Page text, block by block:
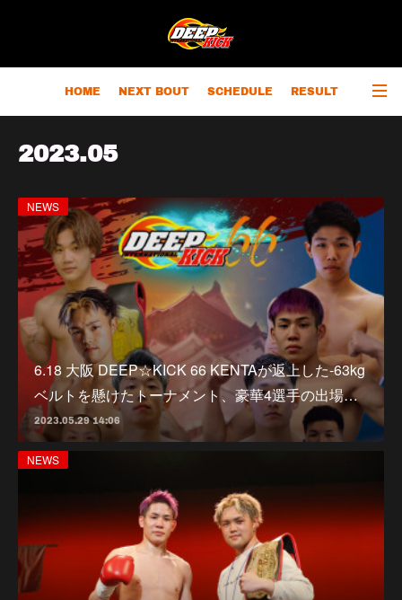
HOME NEXT BOUT SCHEDULE RESULT
2023.05
NEWS
6.18 大阪 DEEP☆KICK 66 KENTAが返上した-63kg
ベルトを懸けたトーナメント、豪華4選手の出場…
2023.05.29 14:06
NEWS